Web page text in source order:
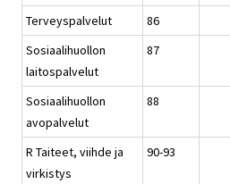
Terveyspalvelut
86
Sosiaalihuollon
laitospalvelut
87
Sosiaalihuollon
avopalvelut
88
R Taiteet, viihde ja
virkistys
90-93